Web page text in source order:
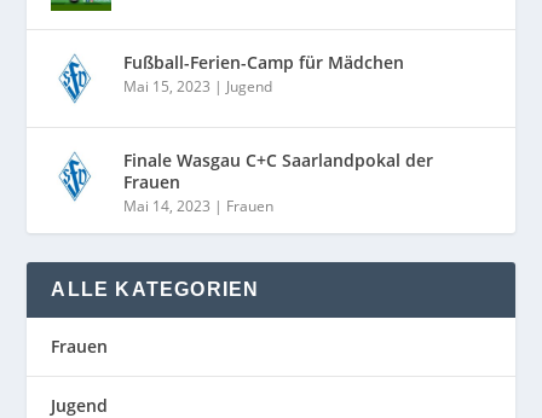
Fußball-Ferien-Camp für Mädchen
Mai 15, 2023 | Jugend
Finale Wasgau C+C Saarlandpokal der
Frauen
Mai 14, 2023 | Frauen
ALLE KATEGORIEN
Frauen
Jugend